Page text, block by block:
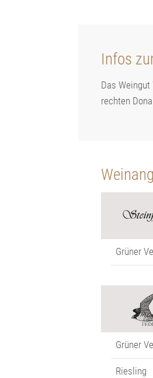
Infos
Das
rechten
Grüner
Grüner
Riesling